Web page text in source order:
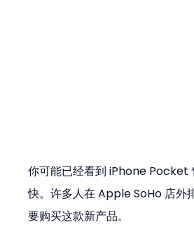
你可能已经看到 iPhone Pocket
快。许多人在 Apple SoHo 店外
要购买这款新产品。